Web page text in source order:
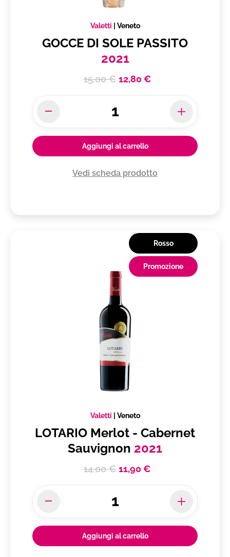
Valetti | Veneto
GOCCE DI SOLE PASSITO
2021
15,00 € 12,80 €
Aggiungi al carrello
Vedi scheda prodotto
Rosso
Promozione
Valetti | Veneto
LOTARIO Merlot - Cabernet
Sauvignon 2021
14,00 € 11,90 €
Aggiungi al carrello